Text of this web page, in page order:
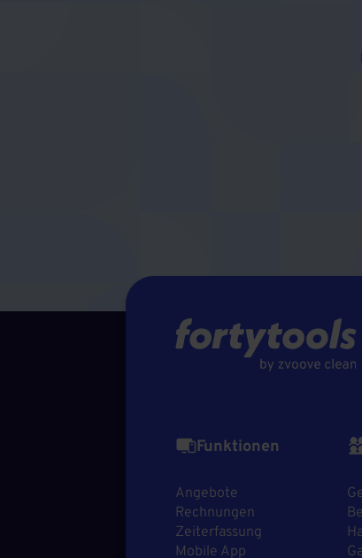
Funktionen
Angebote
Rechnungen
Zeiterfassung
Mobile App